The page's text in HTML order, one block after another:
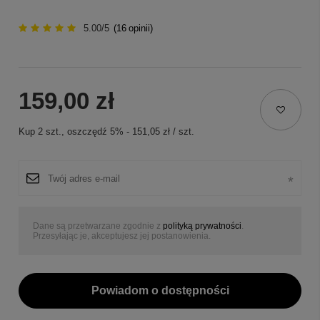
5.00/5 (16 opinii)
159,00 zł
Kup 2 szt., oszczędź 5% - 151,05 zł / szt.
Dane są przetwarzane zgodnie z polityką prywatności
Przesyłając je, akceptujesz jej postanowienia.
Powiadom o dostępności